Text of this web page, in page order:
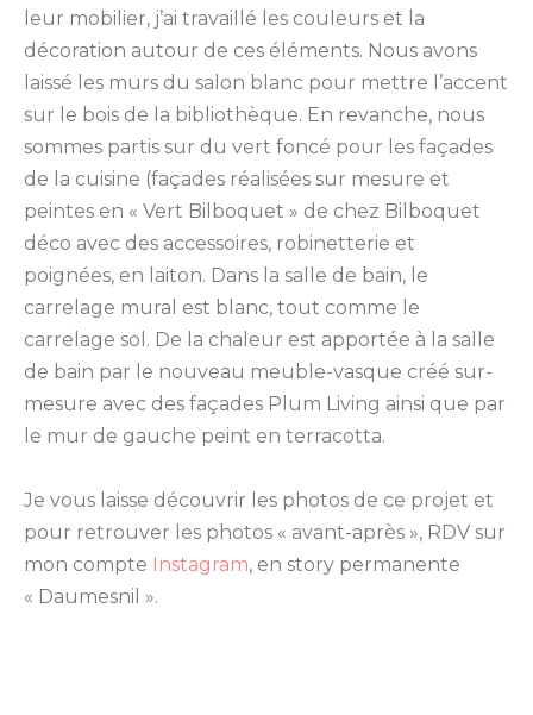
leur mobilier, j’ai travaillé les couleurs et la
décoration autour de ces éléments. Nous avons
laissé les murs du salon blanc pour mettre l’accent
sur le bois de la bibliothèque. En revanche, nous
sommes partis sur du vert foncé pour les façades
de la cuisine (façades réalisées sur mesure et
peintes en « Vert Bilboquet » de chez Bilboquet
déco avec des accessoires, robinetterie et
poignées, en laiton. Dans la salle de bain, le
carrelage mural est blanc, tout comme le
carrelage sol. De la chaleur est apportée à la salle
de bain par le nouveau meuble-vasque créé sur-
mesure avec des façades Plum Living ainsi que par
le mur de gauche peint en terracotta.
Je vous laisse découvrir les photos de ce projet et
pour retrouver les photos « avant-après », RDV sur
mon compte Instagram, en story permanente
« Daumesnil ».